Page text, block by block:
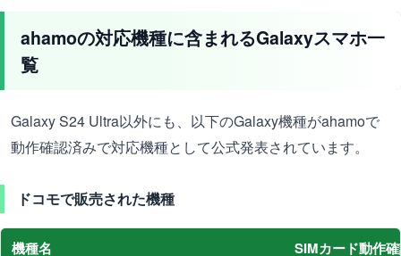
ahamoの対応機種に含まれるGalaxyスマホ一
覧
Galaxy S24 Ultra以外にも、以下のGalaxy機種がahamoで
動作確認済みで対応機種として公式発表されています。
ドコモで販売された機種
機種名 SIMカード動作